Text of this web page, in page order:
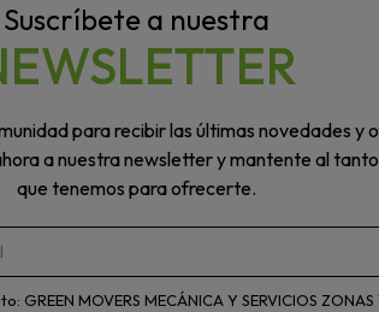
Suscríbete a nuestra
para recibir las últimas novedades y
a nuestra newsletter y mantente al
que tenemos para ofrecerte.
MOVERS MECÁNICA Y SERVICIOS ZONAS